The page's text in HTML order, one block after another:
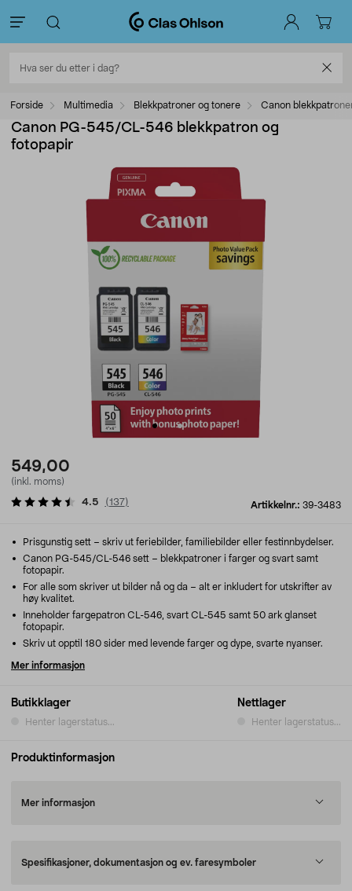
Forside Multimedia Blekkpatroner og tonere Canon
Canon PG-545/CL-546 blekkpatron og
fotopapir
549,00
(inkl. moms)
Artikkelnr.: 39-3483
4.5 (137)
Butikklager
Henter lagerstatus...
Nettlager
Henter lagerstatus...
Prisgunstig sett – skriv ut feriebilder, familiebilder eller festinnbydelser.
Canon PG-545/CL-546 sett – blekkpatroner i farger og svart samt
fotopapir.
For alle som skriver ut bilder nå og da – alt er inkludert for utskrifter av
høy kvalitet.
Inneholder fargepatron CL-546, svart CL-545 samt 50 ark glanset
fotopapir.
Skriv ut opptil 180 sider med levende farger og dype, svarte nyanser.
Mer informasjon
Produktinformasjon
Mer informasjon
Spesifikasjoner, dokumentasjon og ev. faresymboler